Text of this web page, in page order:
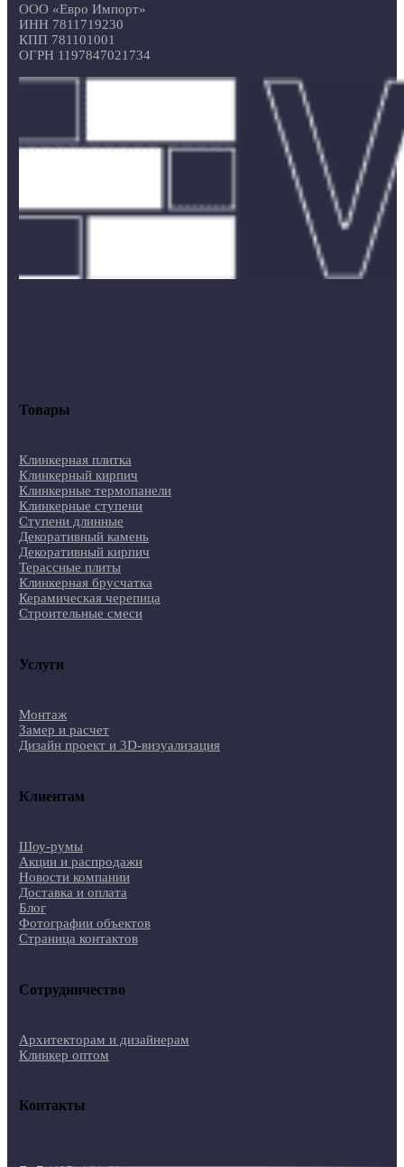
ООО «Евро Импорт»
ИНН 7811719230
КПП 781101001
ОГРН 1197847021734
Товары
Клинкерная плитка
Клинкерный кирпич
Клинкерные термопанели
Клинкерные ступени
Ступени длинные
Декоративный камень
Декоративный кирпич
Терассные плиты
Клинкерная брусчатка
Керамическая черепица
Строительные смеси
Услуги
Монтаж
Замер и расчет
Дизайн проект и 3D-визуализация
Клиентам
Шоу-румы
Акции и распродажи
Новости компании
Доставка и оплата
Блог
Фотографии объектов
Страница контактов
Сотрудничество
Архитекторам и дизайнерам
Клинкер оптом
Контакты